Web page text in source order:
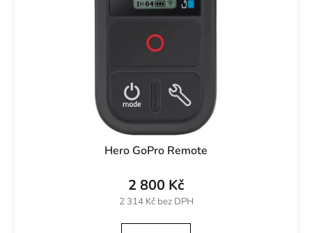
Hero GoPro Remote
2 314 Kč bez DPH
2 800 Kč